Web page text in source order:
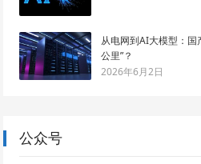
从电网到AI大模型：国
公里”？
2026年6月2日
公众号